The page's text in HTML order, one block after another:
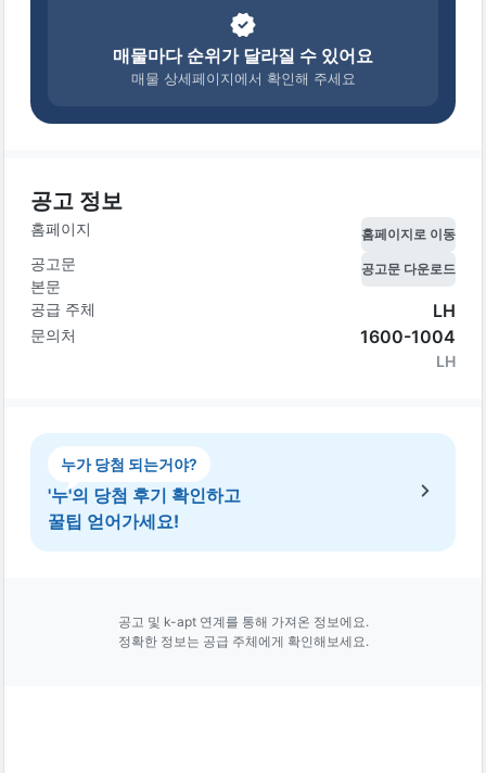
매물마다 순위가 달라질 수 있어요
매물 상세페이지에서 확인해 주세요
공고 정보
홈페이지 홈페이지로 이동
공고문
본문
공고문 다운로드
공급 주체 LH
문의처 1600-1004
LH
누가 당첨 되는거야?
'누'의 당첨 후기 확인하고
꿀팁 얻어가세요!
공고 및 k-apt 연계를 통해 가져온 정보에요.
정확한 정보는 공급 주체에게 확인해보세요.